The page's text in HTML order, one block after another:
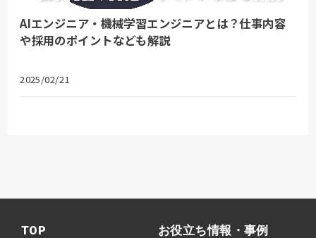
AIエンジニア・機械学習エンジニアとは？仕事内容
や採用のポイントなども解説
2025/02/21
TOP
お役立ち情報・事例